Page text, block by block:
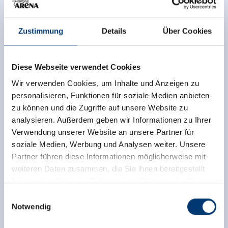
Zustimmung Details Über Cookies
Diese Webseite verwendet Cookies
Wir verwenden Cookies, um Inhalte und Anzeigen zu
personalisieren, Funktionen für soziale Medien anbieten
zu können und die Zugriffe auf unsere Website zu
analysieren. Außerdem geben wir Informationen zu Ihrer
Verwendung unserer Website an unsere Partner für
soziale Medien, Werbung und Analysen weiter. Unsere
Partner führen diese Informationen möglicherweise mit
weiteren Daten zusammen, die Sie ihnen bereitgestellt
haben oder die sie im Rahmen Ihrer Nutzung der Dienste
Notwendig
Als kleines Dankeschön wartet im Tourismusbüro
Wald-Königsleiten ein Geschenk auf dich.
Bei der Teilnahme werden keine personenbezogenen
Daten veröffentlicht. Standortdaten dienen
ausschließlich der wissenschaftlichen Analyse –
Rückschlüsse auf Personen oder individuelle
Lieblingsplätze sind nicht möglich.
Schutz stiller Orte
Die entstehende Regenerationskarte zeigt nicht
einfach neue Hotspots, sondern hilft zu verstehen,
Orte zu überlasten. So bleibt die Natur für alle